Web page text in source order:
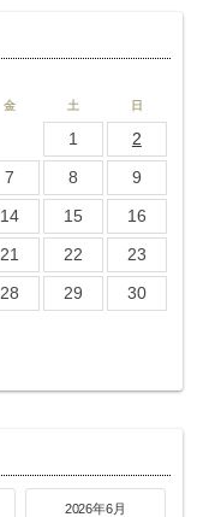
金 土 日
1
2
7 8
9
14 15
16
21 22
23
28 29
30
2026年6月